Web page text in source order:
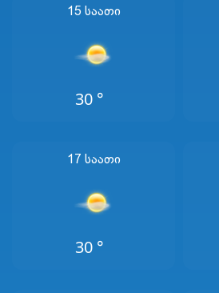
15 Საათი
30 °
17 Საათი
30 °